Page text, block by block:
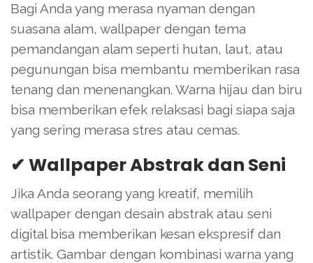
Bagi Anda yang merasa nyaman dengan
suasana alam, wallpaper dengan tema
pemandangan alam seperti hutan, laut, atau
pegunungan bisa membantu memberikan rasa
tenang dan menenangkan. Warna hijau dan biru
bisa memberikan efek relaksasi bagi siapa saja
yang sering merasa stres atau cemas.
✔ Wallpaper Abstrak dan Seni
Jika Anda seorang yang kreatif, memilih
wallpaper dengan desain abstrak atau seni
digital bisa memberikan kesan ekspresif dan
artistik. Gambar dengan kombinasi warna yang